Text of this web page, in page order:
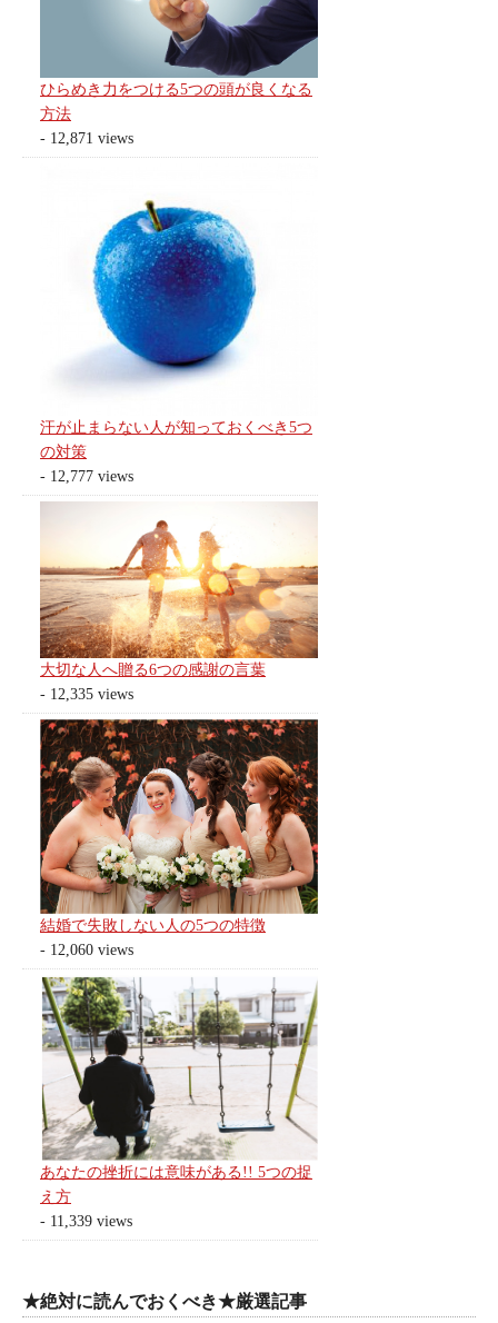
ひらめき力をつける5つの頭が良くなる
方法
- 12,871 views
汗が止まらない人が知っておくべき5つ
の対策
- 12,777 views
大切な人へ贈る6つの感謝の言葉
- 12,335 views
結婚で失敗しない人の5つの特徴
- 12,060 views
あなたの挫折には意味がある!! 5つの捉
え方
- 11,339 views
★絶対に読んでおくべき★厳選記事